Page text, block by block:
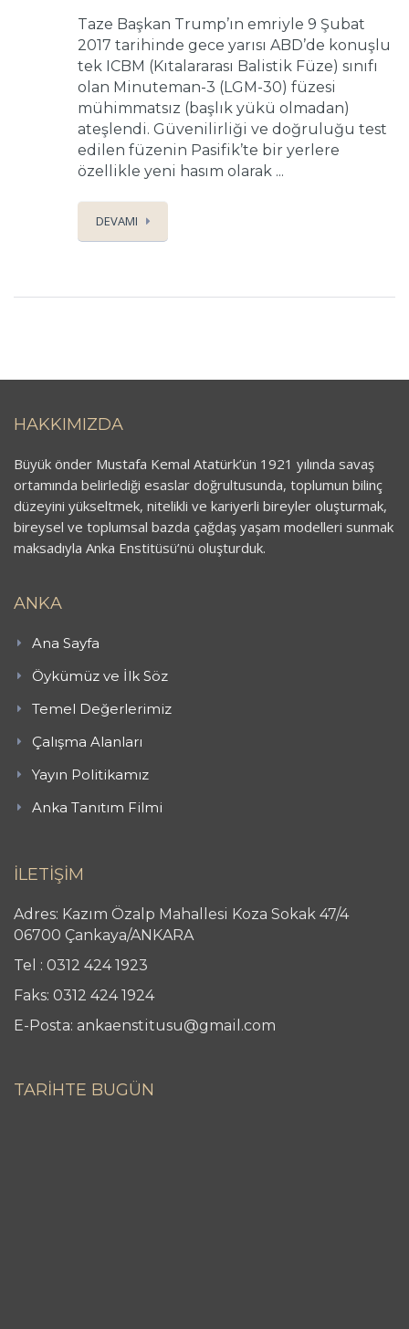
Taze Başkan Trump’ın emriyle 9 Şubat
2017 tarihinde gece yarısı ABD’de konuşlu
tek ICBM (Kıtalararası Balistik Füze) sınıfı
olan Minuteman-3 (LGM-30) füzesi
mühimmatsız (başlık yükü olmadan)
ateşlendi. Güvenilirliği ve doğruluğu test
edilen füzenin Pasifik’te bir yerlere
özellikle yeni hasım olarak ...
DEVAMI
HAKKIMIZDA
Büyük önder Mustafa Kemal Atatürk’ün 1921 yılında savaş
ortamında belirlediği esaslar doğrultusunda, toplumun bilinç
düzeyini yükseltmek, nitelikli ve kariyerli bireyler oluşturmak,
bireysel ve toplumsal bazda çağdaş yaşam modelleri sunmak
maksadıyla Anka Enstitüsü’nü oluşturduk.
ANKA
Ana Sayfa
Öykümüz ve İlk Söz
Temel Değerlerimiz
Çalışma Alanları
Yayın Politikamız
Anka Tanıtım Filmi
İLETİŞİM
Adres: Kazım Özalp Mahallesi Koza Sokak 47/4
06700 Çankaya/ANKARA
Tel : 0312 424 1923
Faks: 0312 424 1924
E-Posta: ankaenstitusu@gmail.com
TARİHTE BUGÜN